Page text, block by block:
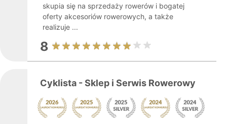
skupia się na sprzedaży rowerów i bogatej
oferty akcesoriów rowerowych, a także
realizuje ...
8
Cyklista - Sklep i Serwis Rowerowy